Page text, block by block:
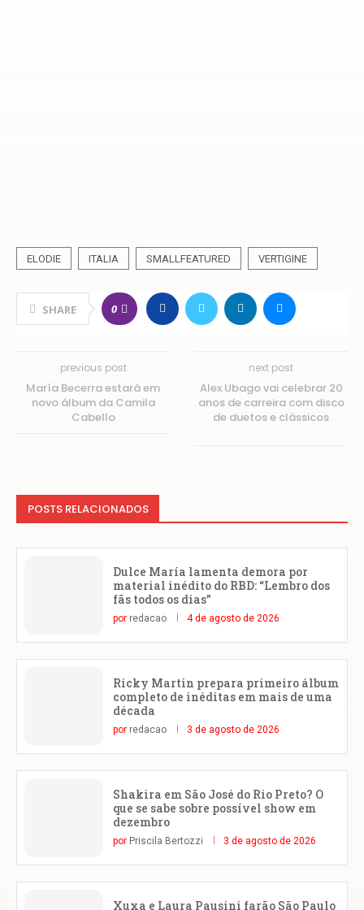
ELODIE ITALIA SMALLFEATURED VERTIGINE
SHARE 0
previous post
María Becerra estará em
novo álbum da Camila
Cabello
next post
Alex Ubago vai celebrar 20
anos de carreira com disco
de duetos e clássicos
POSTS RELACIONADOS
Dulce María lamenta demora por
material inédito do RBD: “Lembro dos
fãs todos os dias”
por redacao 4 de agosto de 2026
Ricky Martin prepara primeiro álbum
completo de inéditas em mais de uma
década
por redacao 3 de agosto de 2026
Shakira em São José do Rio Preto? O
que se sabe sobre possível show em
dezembro
por Priscila Bertozzi 3 de agosto de 2026
Xuxa e Laura Pausini farão São Paulo